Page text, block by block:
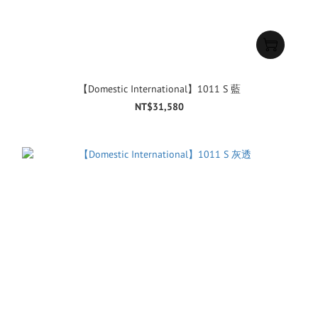
【Domestic International】1011 S 藍
NT$31,580